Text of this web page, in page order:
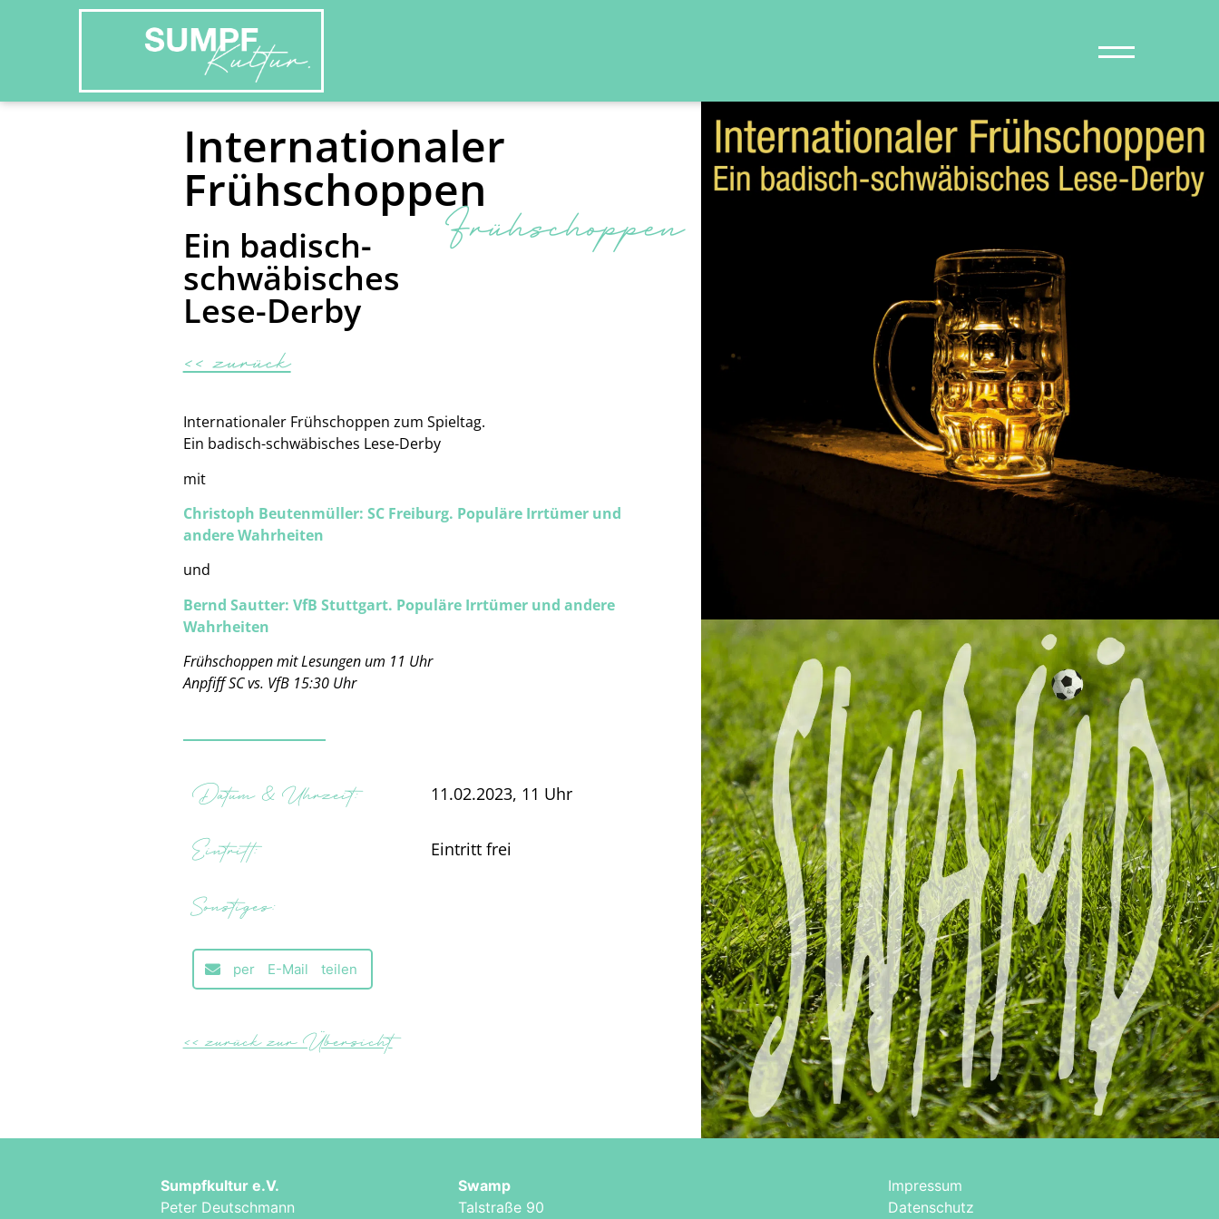
Internationaler
Frühschoppen
Ein badisch-
schwäbisches
Lese-Derby
Frühschoppen
<< zurück
Internationaler Frühschoppen zum Spieltag.
Ein badisch-schwäbisches Lese-Derby
mit
Christoph Beutenmüller: SC Freiburg. Populäre Irrtümer und
andere Wahrheiten
und
Bernd Sautter: VfB Stuttgart. Populäre Irrtümer und andere
Wahrheiten
Frühschoppen mit Lesungen um 11 Uhr
Anpfiff SC vs. VfB 15:30 Uhr
Datum & Uhrzeit: 11.02.2023, 11 Uhr
Eintritt: Eintritt frei
Sonstiges:
per E-Mail teilen
<< zurück zur Übersicht
Sumpfkultur e.V.
Peter Deutschmann
Swamp
Talstraße 90
Impressum
Datenschutz